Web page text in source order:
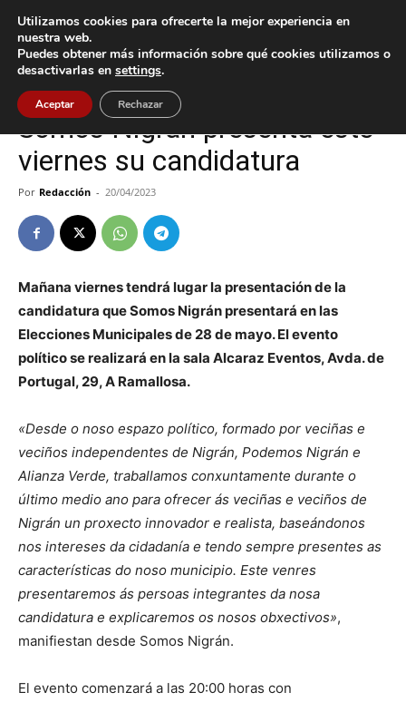
Inicio Nigrán
Nigrán Política
Somos Nigrán presenta este
viernes su candidatura
Por Redacción - 20/04/2023
Mañana viernes tendrá lugar la presentación de la
candidatura que Somos Nigrán presentará en las
Elecciones Municipales de 28 de mayo. El evento
político se realizará en la sala Alcaraz Eventos, Avda. de
Portugal, 29, A Ramallosa.
«Desde o noso espazo político, formado por veciñas e
veciños independentes de Nigrán, Podemos Nigrán e
Alianza Verde, traballamos conxuntamente durante o
último medio ano para ofrecer ás veciñas e veciños de
Nigrán un proxecto innovador e realista, baseándonos
nos intereses da cidadanía e tendo sempre presentes as
características do noso municipio. Este venres
presentaremos ás persoas integrantes da nosa
candidatura e explicaremos os nosos obxectivos»,
manifiestan desde Somos Nigrán.
El evento comenzará a las 20:00 horas con
Utilizamos cookies para ofrecerte la mejor experiencia en
nuestra web.
Puedes obtener más información sobre qué cookies utilizamos o
desactivarlas en settings.
Aceptar Rechazar